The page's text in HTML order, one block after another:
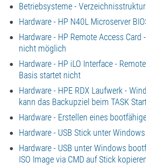
Betriebsysteme -
Hardware - HP N40L Microserver
Hardware - HP Remote Access Card
nicht möglich
Hardware - HP iLO Interface -
Basis startet nicht
Hardware - HPE RDX Laufwerk -
kann das Backupziel beim TASK
Hardware - Erstellen eines
Hardware - USB Stick unter
Hardware - USB unter Windows
ISO Image via CMD auf Stick